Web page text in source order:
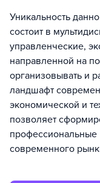
Уникальность
состоит в
управленческие,
направленной на
организовывать и
ландшафт
экономической и
позволяет
профессиональные
современного